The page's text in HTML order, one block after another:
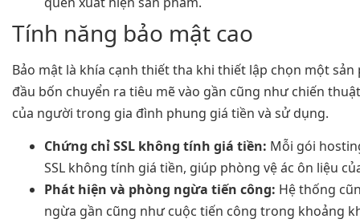
Tính năng bảo mật cao
Bảo mật là khía cạnh thiết tha khi thiết lập chọn một
đầu bốn chuyển ra tiêu mẽ vào gần cũng như chiến
của người trong gia đình phung giá tiền và sử dụng.
Chứng chỉ SSL không tính giá tiền: Mỗi gói
SSL không tính giá tiền, giúp phòng vệ ác ôn liệu
Phát hiện và phòng ngừa tiến công: Hệ thống
ngừa gần cũng như cuộc tiến công trong khoảng